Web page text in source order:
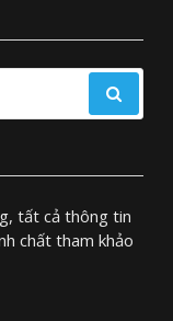
tất cả thông tin
chất tham khảo